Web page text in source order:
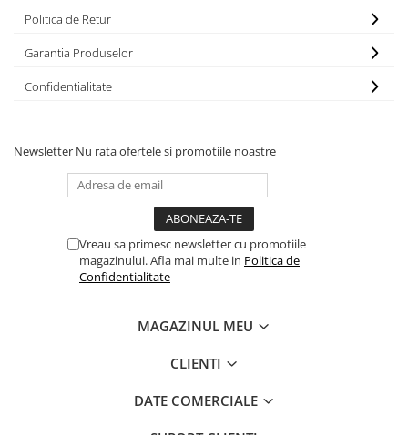
Politica de Retur
Garantia Produselor
Confidentialitate
Newsletter Nu rata ofertele si promotiile noastre
Vreau sa primesc newsletter cu promotiile
magazinului. Afla mai multe in Politica de
Confidentialitate
MAGAZINUL MEU
CLIENTI
DATE COMERCIALE